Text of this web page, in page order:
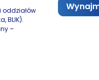
oddziałów
BLIK).
–